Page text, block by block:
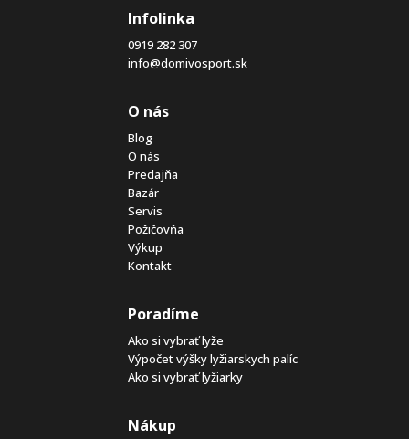
Infolinka
0919 282 307
info@domivosport.sk
O nás
Blog
O nás
Predajňa
Bazár
Servis
Požičovňa
Výkup
Kontakt
Poradíme
Ako si vybrať lyže
Výpočet výšky lyžiarskych palíc
Ako si vybrať lyžiarky
Nákup